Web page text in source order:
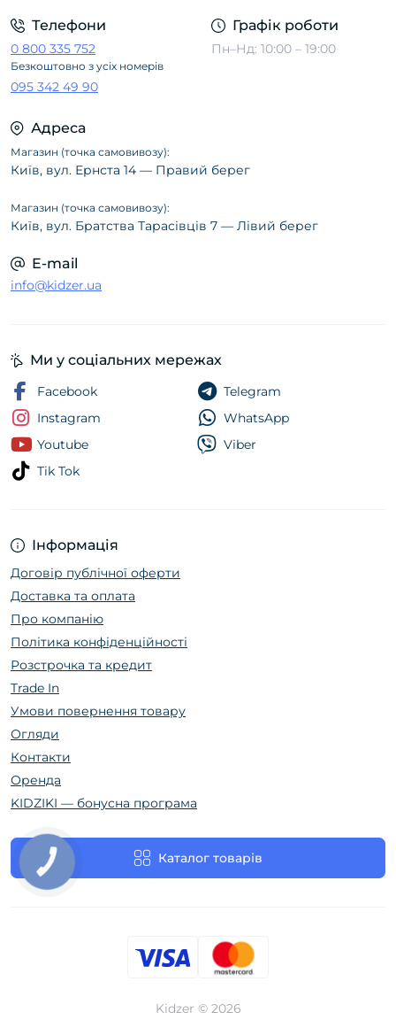
Телефони
0 800 335 752
Безкоштовно з усіх номерів
095 342 49 90
Графік роботи
Пн–Нд: 10:00 – 19:00
Адреса
Магазин (точка самовивозу):
Київ, вул. Ернста 14 — Правий берег
Магазин (точка самовивозу):
Київ, вул. Братства Тарасівців 7 — Лівий берег
E-mail
info@kidzer.ua
Інформація
Договір публічної оферти
Доставка та оплата
Про компанію
Політика конфіденційності
Розстрочка та кредит
Trade In
Умови повернення товару
Огляди
Контакти
Оренда
KIDZIKI — бонусна програма
Каталог товарів
Ми у соціальних мережах
Facebook
Instagram
Youtube
Tik Tok
Telegram
WhatsApp
Viber
Kidzer © 2026
КНОПКА
ЗВ'ЯЗКУ